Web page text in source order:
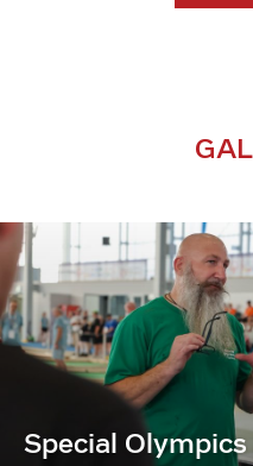
Special